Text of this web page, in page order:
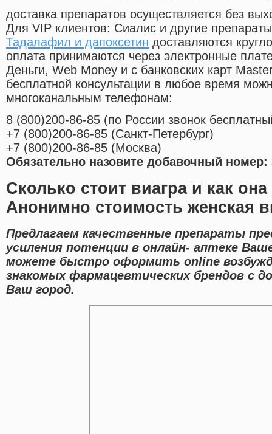
доставка препаратов осуществляется без
Для VIP клиентов: Сиалис и другие
Тадалафил и дапоксетин доставляются
оплата принимаются через электронные
Деньги, Web Money и с банковских карт
бесплатной консультации в любое время
многоканальным телефонам:
8 (800)200-86-85 (по России звонок
+7 (800)200-86-85 (Санкт-Петербург)
+7 (800)200-86-85 (Москва)
Обязательно назовите добавочный номер:
Сколько стоит виагра и как она
Анонимно стоимость женская
Предлагаем качественные препараты
усиления потенции в онлайн- аптеке
можете быстро оформить online
знакомых фармацевтических брендов с
Ваш город.